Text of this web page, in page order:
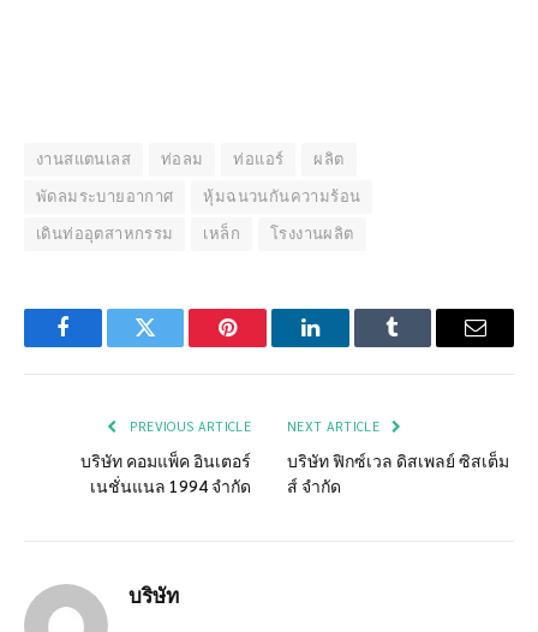
งานสแตนเลส ท่อลม ท่อแอร์
ผลิต
พัดลมระบายอากาศ
หุ้มฉนวนกันความร้อน
เดินท่ออุตสาหกรรม
เหล็ก โรงงานผลิต
FacebookTwitter Pinterest LinkedInTumblr Email
PREVIOUS ARTICLE
บริษัท คอมแพ็ค อินเตอร์
เนชั่นแนล 1994 จำกัด
NEXT ARTICLE
บริษัท ฟิกซ์เวล ดิสเพลย์ ซิสเต็ม
ส์ จำกัด
บริษัท